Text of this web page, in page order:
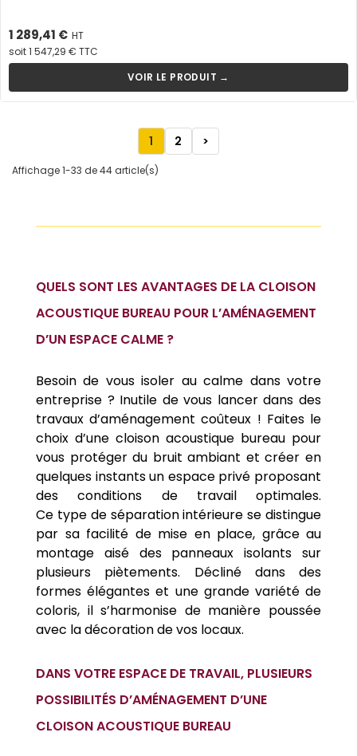
Prix
1 289,41 € HT
soit 1 547,29 € TTC
VOIR LE PRODUIT →
1 2 >
Affichage 1-33 de 44 article(s)
QUELS SONT LES AVANTAGES DE LA CLOISON
ACOUSTIQUE BUREAU POUR L’AMÉNAGEMENT
D’UN ESPACE CALME ?
Besoin de vous isoler au calme dans votre
entreprise ? Inutile de vous lancer dans des
travaux d’aménagement coûteux ! Faites le
choix d’une cloison acoustique bureau pour
vous protéger du bruit ambiant et créer en
quelques instants un espace privé proposant
des conditions de travail optimales.
Ce type de séparation intérieure se distingue
par sa facilité de mise en place, grâce au
montage aisé des panneaux isolants sur
plusieurs piètements. Décliné dans des
formes élégantes et une grande variété de
coloris, il s’harmonise de manière poussée
avec la décoration de vos locaux.
DANS VOTRE ESPACE DE TRAVAIL, PLUSIEURS
POSSIBILITÉS D’AMÉNAGEMENT D’UNE
CLOISON ACOUSTIQUE BUREAU